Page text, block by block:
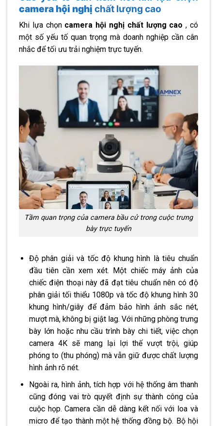
camera hội nghị chất lượng cao
Khi lựa chọn camera hội nghị chất lượng cao , có
một số yếu tố quan trọng mà doanh nghiệp cần cân
nhắc để tối ưu trải nghiệm trực tuyến.
Tầm quan trọng của camera bầu cử trong cuộc trưng
bày trực tuyến
Độ phân giải và tốc độ khung hình là tiêu chuẩn
đầu tiên cần xem xét. Một chiếc máy ảnh của
chiếc điện thoại này đã đạt tiêu chuẩn nên có độ
phân giải tối thiểu 1080p và tốc độ khung hình 30
khung hình/giây để đảm bảo hình ảnh sắc nét,
mượt mà, không bị giật lag. Với những phòng trưng
bày lớn hoặc nhu cầu trình bày chi tiết, việc chọn
camera 4K sẽ mang lại lợi thế vượt trội, giúp
phóng to (thu phóng) mà vẫn giữ được chất lượng
hình ảnh rõ nét.
Ngoài ra, hình ảnh, tích hợp với hệ thống âm thanh
cũng đóng vai trò quyết định sự thành công của
cuộc họp. Camera cần dễ dàng kết nối với loa và
micro để tạo thành một hệ thống đồng bộ. Bộ hội